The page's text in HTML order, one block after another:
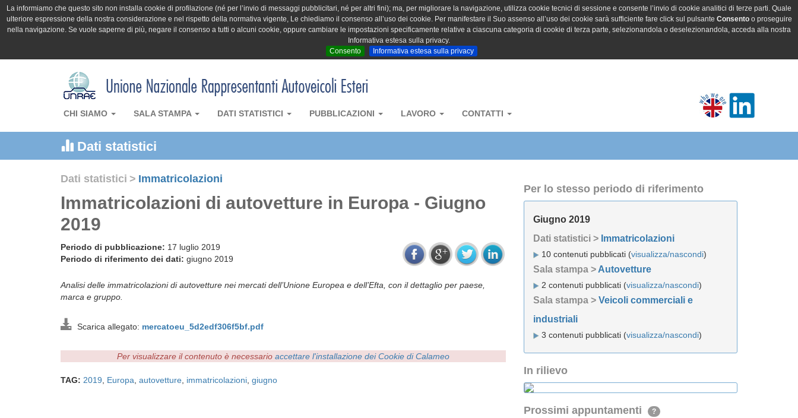
La informiamo che questo sito non installa cookie di profilazione (né per l’invio di messaggi pubblicitari, né per altri fini); ma, per migliorare la navigazione, utilizza cookie tecnici di sessione e consente l’invio di cookie analitici di terze parti. Quale
ulteriore espressione della nostra considerazione e nel rispetto della normativa vigente, Le chiediamo il consenso all’uso dei cookie. Per manifestare il Suo assenso all’uso dei cookie sarà sufficiente fare click sul pulsante Consentoo proseguire
nella navigazione. Se vuole saperne di più, negare il consenso a tutti o alcuni cookie, oppure cambiare le impostazioni specificamente relative a ciascuna categoria di cookie di terza parte, selezionandola o deselezionandola, acceda alla nostra
Informativa estesa sulla privacy.
Consento
Informativa estesa sulla privacy
CHI SIAMO SALA STAMPA DATI STATISTICI PUBBLICAZIONI LAVORO CONTATTI
Dati statistici
Dati statistici > Immatricolazioni
Immatricolazioni di autovetture in Europa - Giugno
2019
Periodo di pubblicazione: 17 luglio 2019
Periodo di riferimento dei dati: giugno 2019
Analisi delle immatricolazioni di autovetture nei mercati dell’Unione Europea e dell’Efta, con il dettaglio per paese,
marca e gruppo.
Scarica allegato: mercatoeu_5d2edf306f5bf.pdf
Per visualizzare il contenuto è necessario accettare l'installazione dei Cookie di Calameo
TAG: 2019 Europa autovetture immatricolazioni giugno
Per lo stesso periodo di riferimento
Giugno 2019
Dati statistici > Immatricolazioni
10 contenuti pubblicati (visualizza/nascondi)
Sala stampa > Autovetture
2 contenuti pubblicati (visualizza/nascondi)
Sala stampa > Veicoli commerciali e
industriali
3 contenuti pubblicati (visualizza/nascondi)
In rilievo
Prossimi appuntamenti ?